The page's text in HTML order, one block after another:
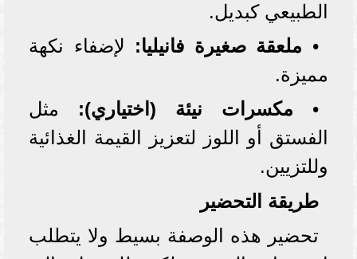
الطبيعي كبديل.
• ملعقة صغيرة فانيليا: لإضفاء نكهة
مميزة.
• مكسرات نيئة (اختياري): مثل
الفستق أو اللوز لتعزيز القيمة الغذائية
وللتزيين.
طريقة التحضير
تحضير هذه الوصفة بسيط ولا يتطلب